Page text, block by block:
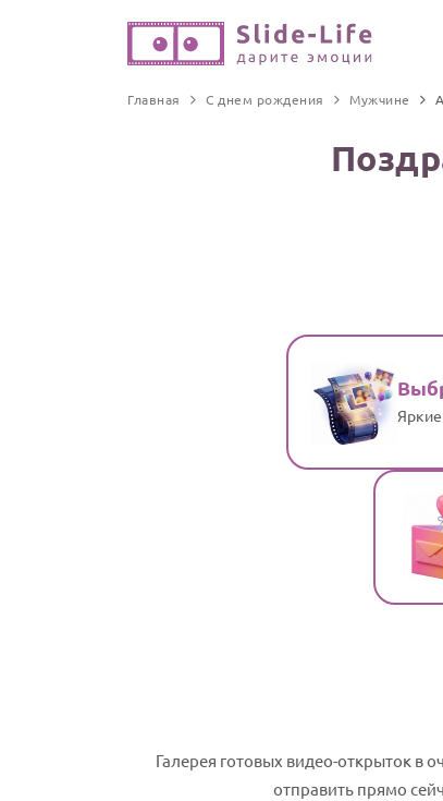
Главная С днем рождения Мужчине
Галерея готовых видео-открыток
отправить прямо